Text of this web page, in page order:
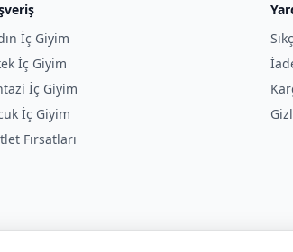
İç Giyim
İç Giyim
İç Giyim
İç Giyim
Fırsatları